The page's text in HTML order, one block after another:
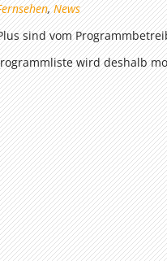
,News
sind vom
wird deshalb